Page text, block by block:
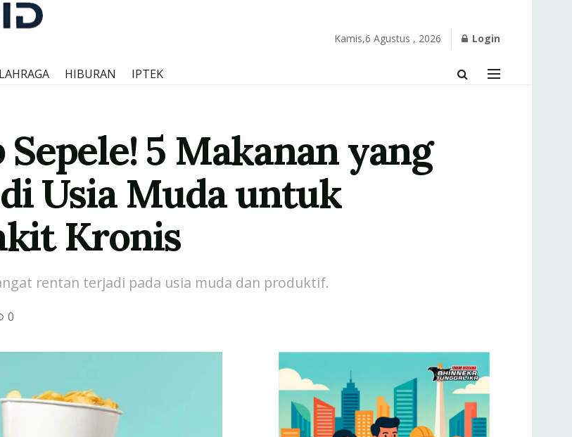
Kamis,6 Agustus , 2026 Login
HIBURAN IPTEK
5 Makanan yang
Usia Muda untuk
Kronis
rentan terjadi pada usia muda dan produktif.
0